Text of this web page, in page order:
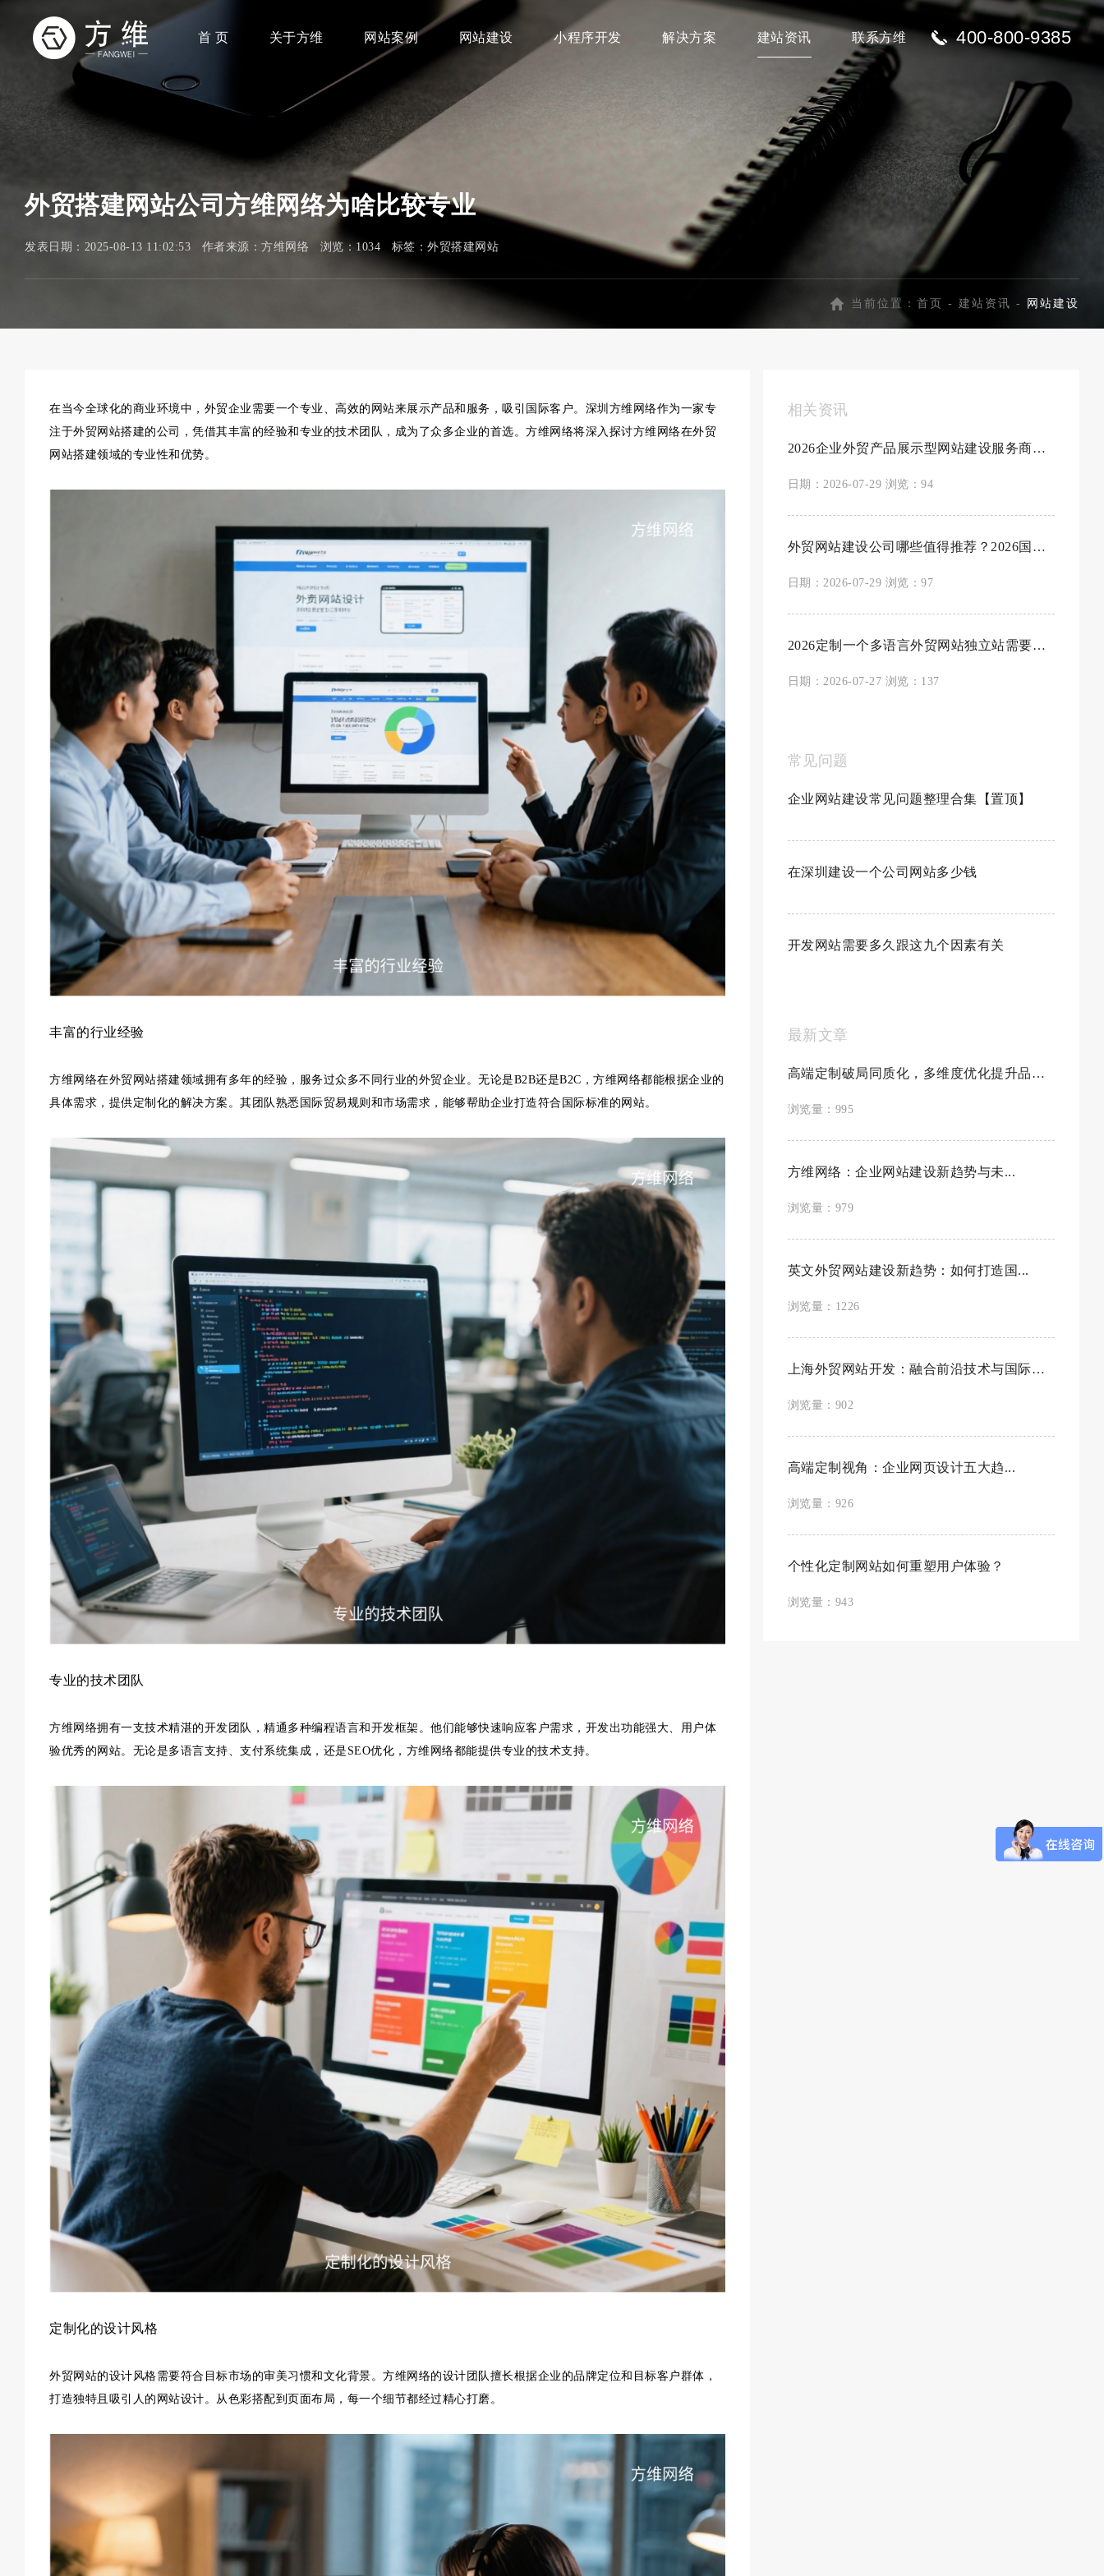
首 页 关于方维 网站案例 网站建设 小程序开发 解决方案 建站资讯 联系方维 400-800-9385
外贸搭建网站公司方维网络为啥比较专业
发表日期：2025-08-13 11:02:53 作者来源：方维网络 浏览：1034 标签： 外贸搭建网站
当前位置： 首页 - 建站资讯 - 网站建设
在当今全球化的商业环境中，外贸企业需要一个专业、高效的网站来展示产品和服务，吸引国际客户。深圳方维网络作为一家专
注于外贸网站搭建的公司，凭借其丰富的经验和专业的技术团队，成为了众多企业的首选。方维网络将深入探讨方维网络在外贸
网站搭建领域的专业性和优势。
丰富的行业经验
方维网络在外贸网站搭建领域拥有多年的经验，服务过众多不同行业的外贸企业。无论是B2B还是B2C，方维网络都能根据企业的
具体需求，提供定制化的解决方案。其团队熟悉国际贸易规则和市场需求，能够帮助企业打造符合国际标准的网站。
专业的技术团队
方维网络拥有一支技术精湛的开发团队，精通多种编程语言和开发框架。他们能够快速响应客户需求，开发出功能强大、用户体
验优秀的网站。无论是多语言支持、支付系统集成，还是SEO优化，方维网络都能提供专业的技术支持。
定制化的设计风格
外贸网站的设计风格需要符合目标市场的审美习惯和文化背景。方维网络的设计团队擅长根据企业的品牌定位和目标客户群体，
打造独特且吸引人的网站设计。从色彩搭配到页面布局，每一个细节都经过精心打磨。
相关资讯
2026企业外贸产品展示型网站建设服务商高...
日期：2026-07-29 浏览：94
外贸网站建设公司哪些值得推荐？2026国内靠谱...
日期：2026-07-29 浏览：97
2026定制一个多语言外贸网站独立站需要多少...
日期：2026-07-27 浏览：137
常见问题
企业网站建设常见问题整理合集【置顶】
在深圳建设一个公司网站多少钱
开发网站需要多久跟这九个因素有关
最新文章
高端定制破局同质化，多维度优化提升品牌...
浏览量：995
方维网络：企业网站建设新趋势与未...
浏览量：979
英文外贸网站建设新趋势：如何打造国...
浏览量：1226
上海外贸网站开发：融合前沿技术与国际视野，打...
浏览量：902
高端定制视角：企业网页设计五大趋...
浏览量：926
个性化定制网站如何重塑用户体验？
浏览量：943